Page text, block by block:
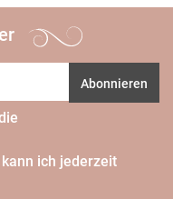
Abonnieren
ich jederzeit